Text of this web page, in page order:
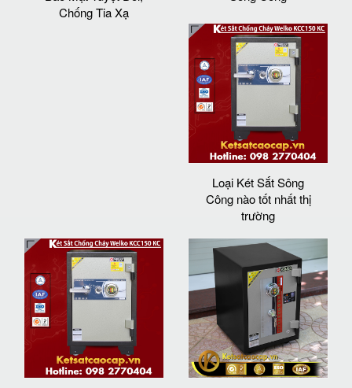
Chống Tia Xạ
Loại Két Sắt Sông
Công nào tốt nhất thị
trường